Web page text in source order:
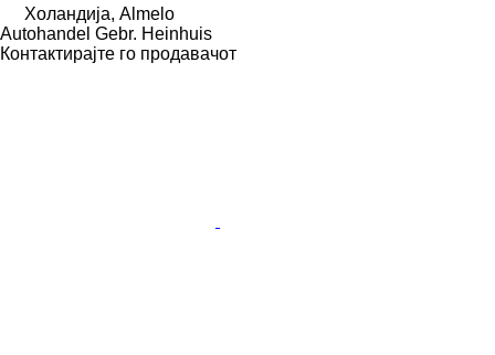
Холандија, Almelo
Autohandel Gebr. Heinhuis
Контактирајте го продавачот